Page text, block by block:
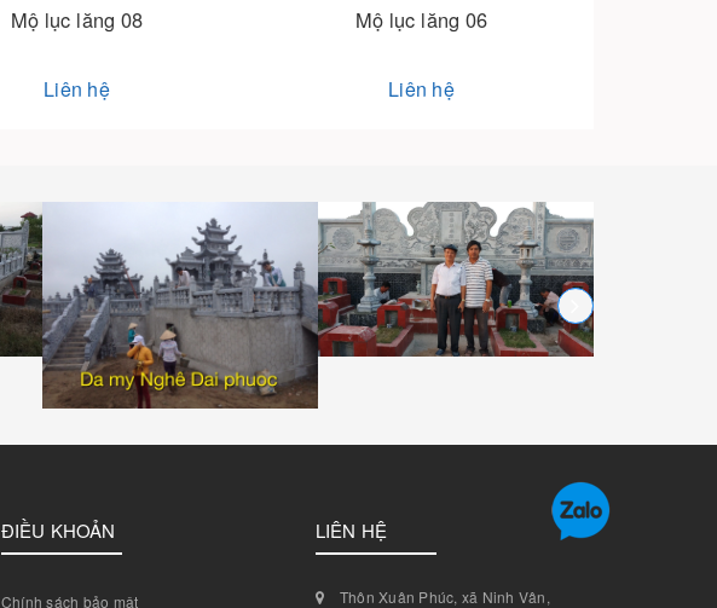
Mộ lục lăng 08
Liên hệ
Mộ lục lăng 06
Liên hệ
ĐIỀU KHOẢN
Chính sách bảo mật
LIÊN HỆ
Thôn Xuân Phúc, xã Ninh Vân,